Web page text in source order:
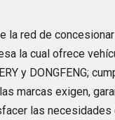
la red de
la cual ofrece
y DONGFENG;
marcas exigen,
las